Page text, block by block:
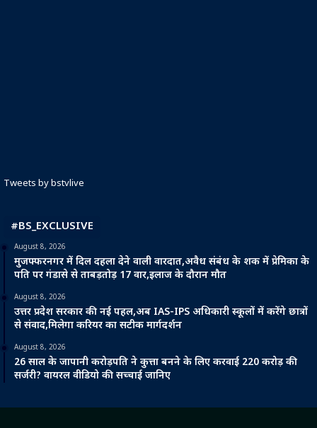
Tweets by bstvlive
#BS_EXCLUSIVE
August 8, 2026
मुजफ्फरनगर में दिल दहला देने वाली वारदात,अवैध संबंध के शक में प्रेमिका के
पति पर गंडासे से ताबड़तोड़ 17 वार,इलाज के दौरान मौत
August 8, 2026
उत्तर प्रदेश सरकार की नई पहल,अब IAS-IPS अधिकारी स्कूलों में करेंगे छात्रों
से संवाद,मिलेगा करियर का सटीक मार्गदर्शन
August 8, 2026
26 साल के जापानी करोड़पति ने कुत्ता बनने के लिए करवाई 220 करोड़ की
सर्जरी? वायरल वीडियो की सच्चाई जानिए